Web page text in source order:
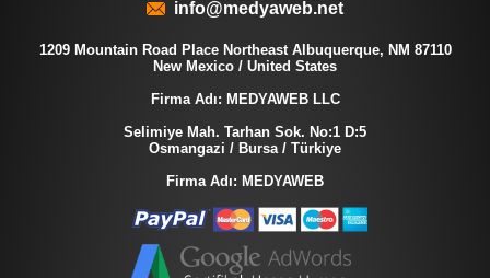
info@medyaweb.net
1209 Mountain Road Place Northeast Albuquerque, NM 87110
New Mexico / United States
Firma Adı: MEDYAWEB LLC
Selimiye Mah. Tarhan Sok. No:1 D:5
Osmangazi / Bursa / Türkiye
Firma Adı: MEDYAWEB